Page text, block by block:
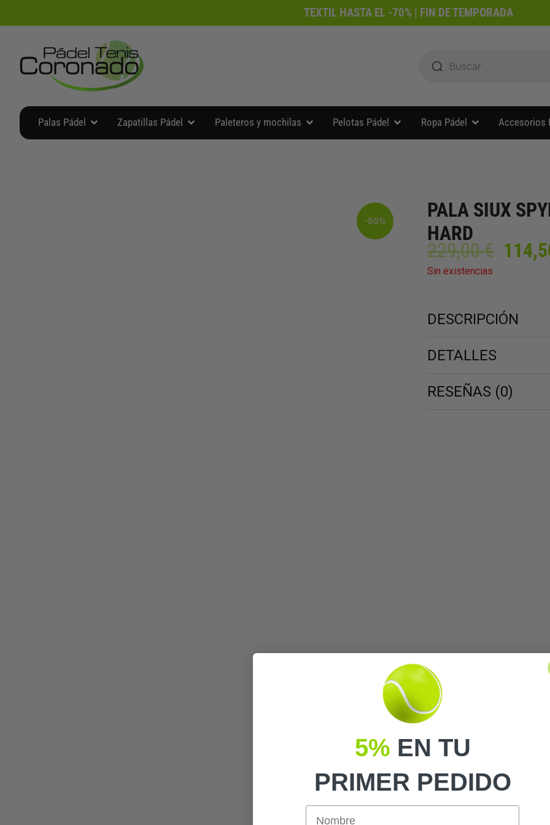
al
TEXTIL HASTA EL -70% | FIN DE TEMPORADA
productos
Palas Pádel Abrir Palas Pádel
Zapatillas Pádel Abrir Zapatillas Pádel
Paleteros y mochilas Abrir Paleteros y mochilas
Pelotas Pádel Abrir Pelotas Pádel
Ropa Pádel Abrir Ropa Pádel
Accesorios
-50%
PALA SIUX
HARD
229,00€ El
precio
Sin existencias
DESCRIPCIÓN
DETALLES
RESEÑAS (0)
5% EN TU
PRIMER PEDIDO